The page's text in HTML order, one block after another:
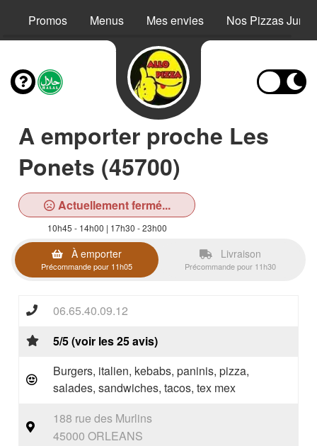
Promos Menus Mes envies Nos Pizzas Junior
A emporter proche Les
Ponets (45700)
Actuellement fermé...
10h45 - 14h00 | 17h30 - 23h00
À emporter
Précommande pour 11h05
Livraison
Précommande pour 11h30
06.65.40.09.12
5/5 (voir les 25 avis)
Burgers, italien, kebabs, paninis, pizza,
salades, sandwiches, tacos, tex mex
188 rue des Murlins
45000 ORLEANS